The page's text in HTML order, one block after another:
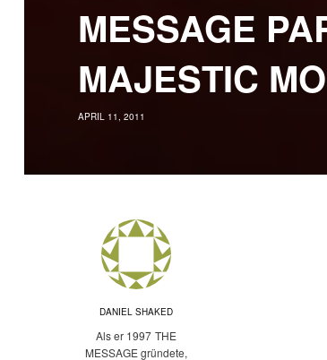
MESSAGE
MAJESTIC
APRIL 11, 2011
DANIEL SHAKED
Als er 1997 THE
MESSAGE gründete,